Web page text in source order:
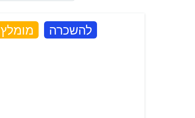
להשכרה מומלץ